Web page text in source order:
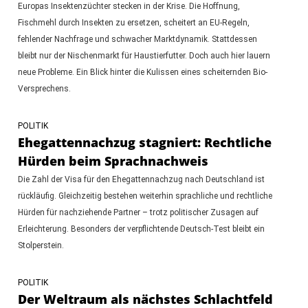
Europas Insektenzüchter stecken in der Krise. Die Hoffnung,
Fischmehl durch Insekten zu ersetzen, scheitert an EU-Regeln,
fehlender Nachfrage und schwacher Marktdynamik. Stattdessen
bleibt nur der Nischenmarkt für Haustierfutter. Doch auch hier lauern
neue Probleme. Ein Blick hinter die Kulissen eines scheiternden Bio-
Versprechens.
POLITIK
Ehegattennachzug stagniert: Rechtliche
Hürden beim Sprachnachweis
Die Zahl der Visa für den Ehegattennachzug nach Deutschland ist
rückläufig. Gleichzeitig bestehen weiterhin sprachliche und rechtliche
Hürden für nachziehende Partner – trotz politischer Zusagen auf
Erleichterung. Besonders der verpflichtende Deutsch-Test bleibt ein
Stolperstein.
POLITIK
Der Weltraum als nächstes Schlachtfeld